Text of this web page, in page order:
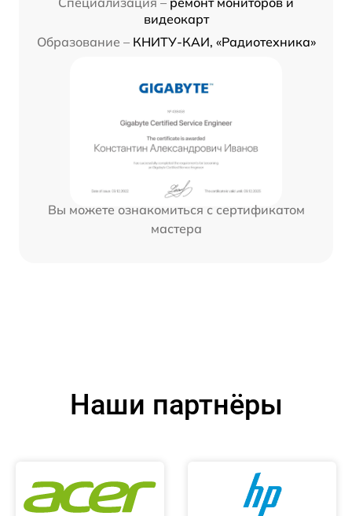
видеокарт
Образование – КНИТУ-КАИ, «Радиотехника»
Вы можете ознакомиться с сертификатом
мастера
Наши партнёры